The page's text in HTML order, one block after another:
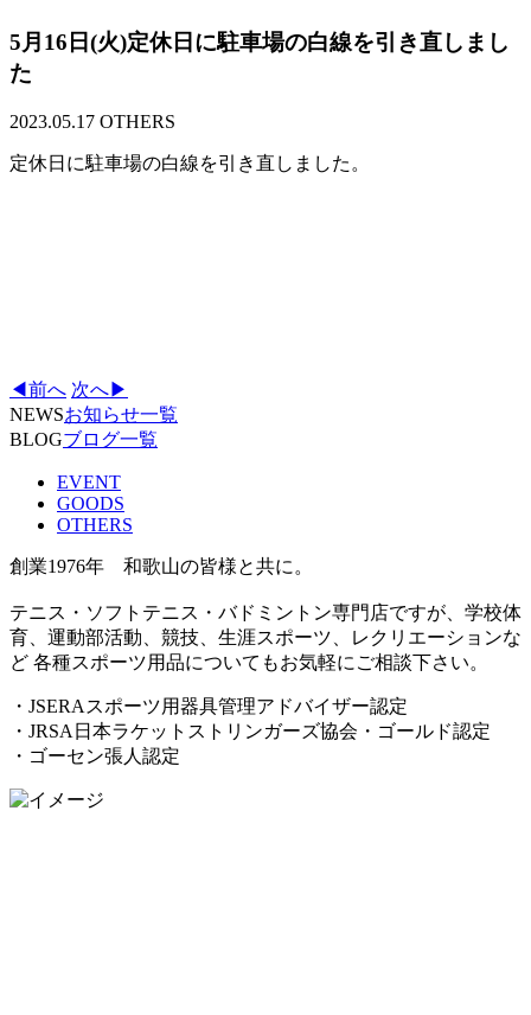
5月16日(火)定休日に駐車場の白線を引き直しまし
た
2023.05.17 OTHERS
定休日に駐車場の白線を引き直しました。
◀前へ 次へ▶
NEWSお知らせ一覧
BLOGブログ一覧
EVENT
GOODS
OTHERS
創業1976年 和歌山の皆様と共に。
テニス・ソフトテニス・バドミントン専門店ですが、学校体
育、運動部活動、競技、生涯スポーツ、レクリエーションな
ど 各種スポーツ用品についてもお気軽にご相談下さい。
・JSERAスポーツ用器具管理アドバイザー認定
・JRSA日本ラケットストリンガーズ協会・ゴールド認定
・ゴーセン張人認定